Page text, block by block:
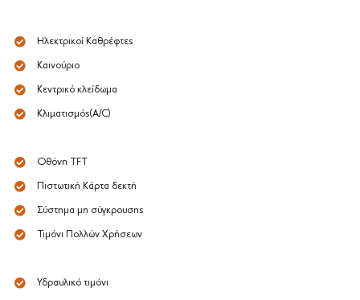
Ηλεκτρικοί Καθρέφτες
Καινούριο
Κεντρικό κλείδωμα
Κλιματισμός(A/C)
Οθόνη TFT
Πιστωτική Κάρτα δεκτή
Σύστημα μη σύγκρουσης
Τιμόνι Πολλών Χρήσεων
Υδραυλικό τιμόνι